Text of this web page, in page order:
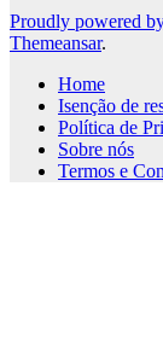
Proudly powered
Themeansar.
Home
Isenção de
Política de
Sobre nós
Termos e